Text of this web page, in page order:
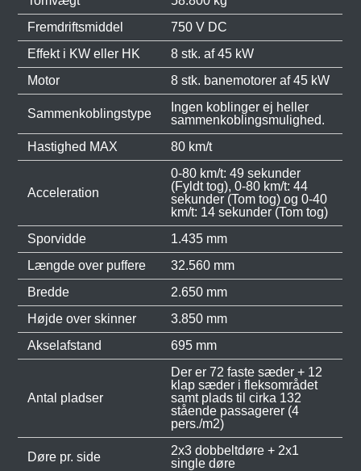
Fremdriftsmiddel
750 V DC
Effekt i KW eller HK
8 stk. af 45 kW
Motor
8 stk. banemotorer af 45 kW
Sammenkoblingstype
Ingen koblinger ej heller
sammenkoblingsmulighed.
Hastighed MAX
80 km/t
Acceleration
0-80 km/t: 49 sekunder
(Fyldt tog), 0-80 km/t: 44
sekunder (Tom tog) og 0-40
km/t: 14 sekunder (Tom tog)
Sporvidde
1.435 mm
Længde over puffere
32.560 mm
Bredde
2.650 mm
Højde over skinner
3.850 mm
Akselafstand
695 mm
Antal pladser
Der er 72 faste sæder + 12
klap sæder i fleksområdet
samt plads til cirka 132
stående passagerer (4
pers./m2)
Døre pr. side
2x3 dobbeltdøre + 2x1
single døre